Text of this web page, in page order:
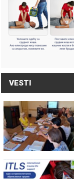
VESTI